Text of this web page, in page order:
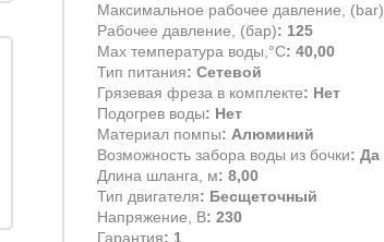
Максимальное рабочее давление, (bar)
Рабочее давление, (бар): 125
Max температура воды,°С: 40,00
Тип питания: Сетевой
Грязевая фреза в комплекте: Нет
Подогрев воды: Нет
Материал помпы: Алюминий
Возможность забора воды из бочки: Да
Длина шланга, м: 8,00
Тип двигателя: Бесщеточный
Напряжение, В: 230
Гарантия: 1